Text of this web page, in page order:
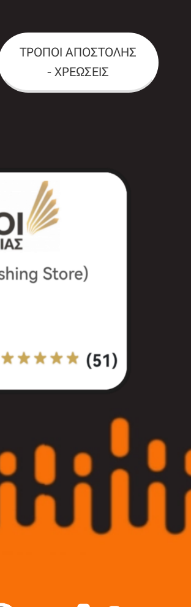
ΤΡΟΠΟΙ ΑΠΟΣΤΟΛΗΣ
- ΧΡΕΩΣΕΙΣ